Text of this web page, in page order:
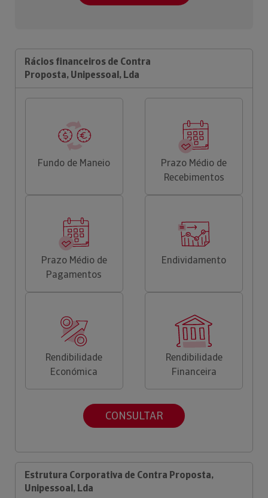
Rácios financeiros de Contra
Proposta, Unipessoal, Lda
Fundo de Maneio
Prazo Médio de
Recebimentos
Prazo Médio de
Pagamentos
Endividamento
Rendibilidade
Económica
Rendibilidade
Financeira
CONSULTAR
Estrutura Corporativa de Contra Proposta,
Unipessoal, Lda